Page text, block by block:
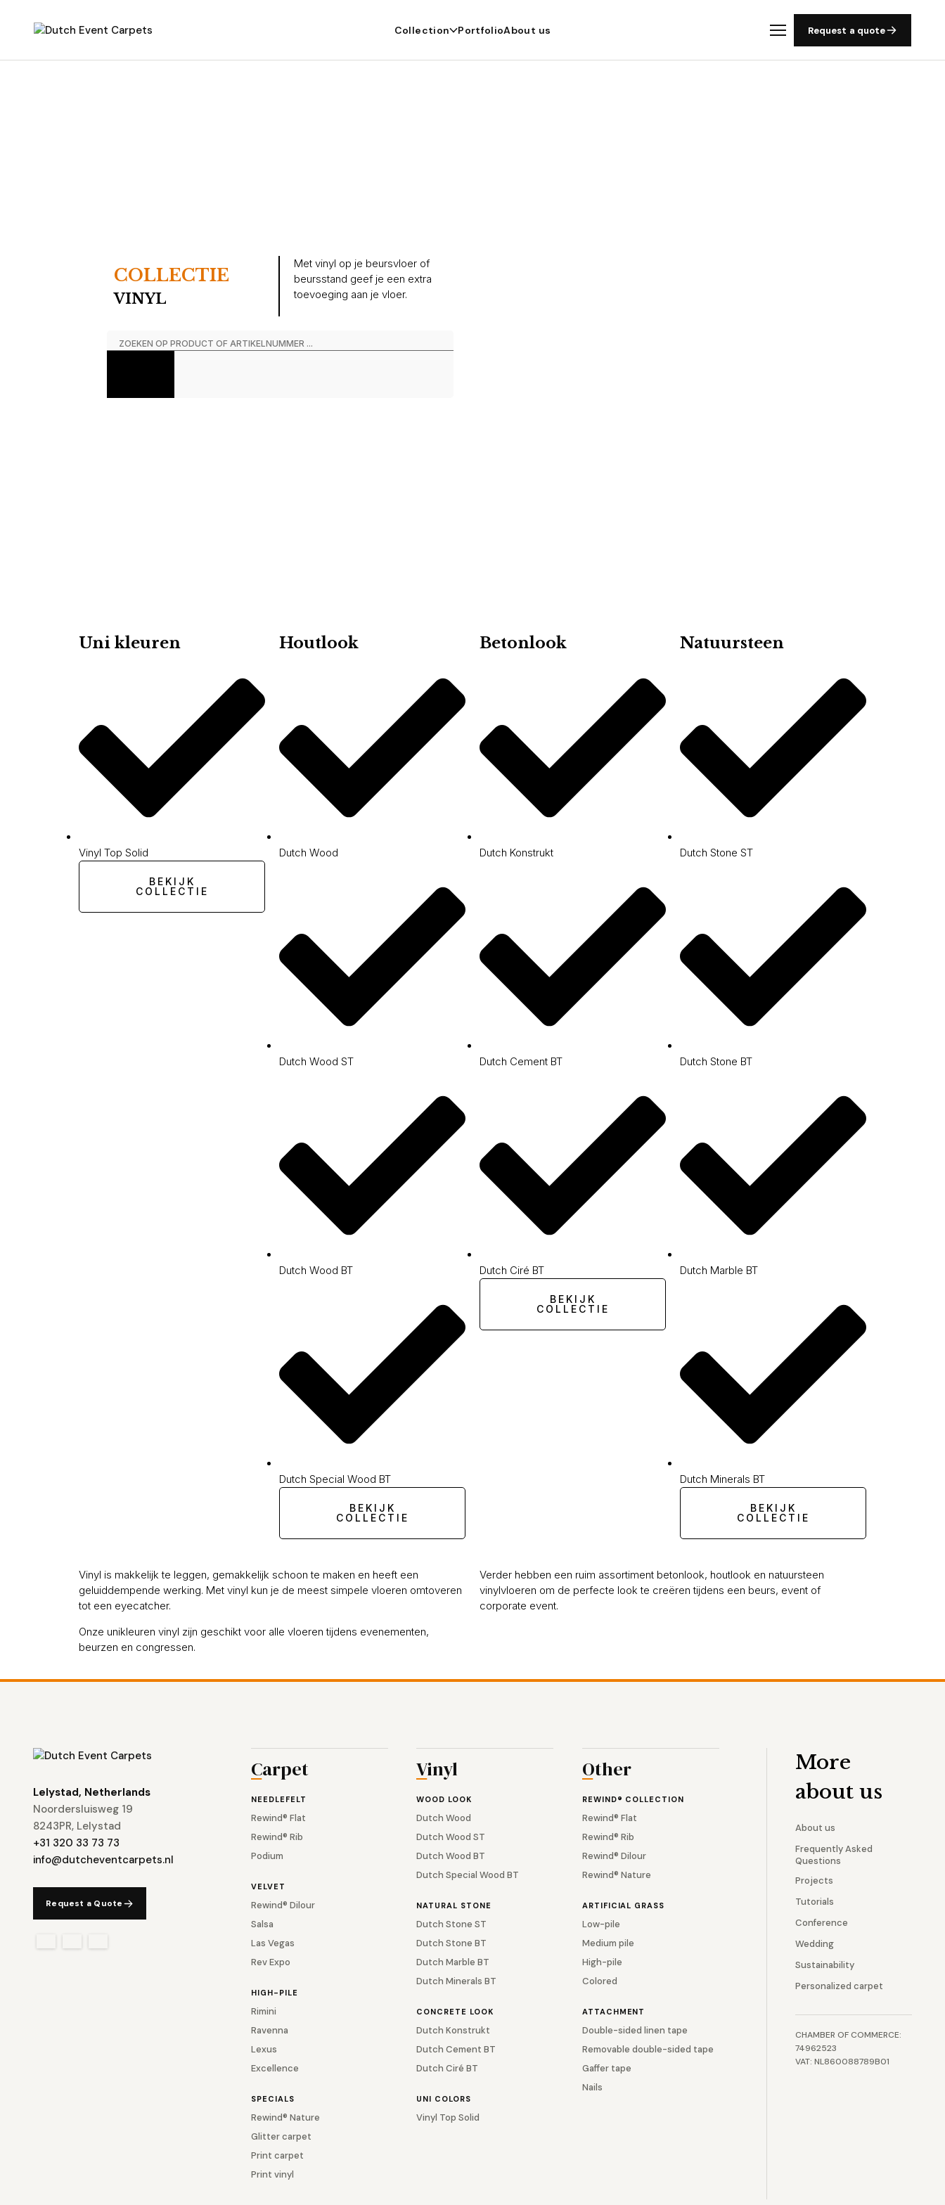
Collection PortfolioAbout us Request a quote
COLLECTIE
VINYL
Met vinyl op je beursvloer of
beursstand geef je een extra
toevoeging aan je vloer.
Uni kleuren
Vinyl Top Solid
BEKIJK
COLLECTIE
Houtlook
Dutch Wood
Dutch Wood ST
Dutch Wood BT
Dutch Special Wood BT
BEKIJK
COLLECTIE
Betonlook
Dutch Konstrukt
Dutch Cement BT
Dutch Ciré BT
BEKIJK
COLLECTIE
Natuursteen
Dutch Stone ST
Dutch Stone BT
Dutch Marble BT
Dutch Minerals BT
BEKIJK
COLLECTIE
Vinyl is makkelijk te leggen, gemakkelijk schoon te maken en heeft een
geluiddempende werking. Met vinyl kun je de meest simpele vloeren omtoveren
tot een eyecatcher.
Onze unikleuren vinyl zijn geschikt voor alle vloeren tijdens evenementen,
beurzen en congressen.
Verder hebben een ruim assortiment betonlook, houtlook en natuursteen
vinylvloeren om de perfecte look te creëren tijdens een beurs, event of
corporate event.
Lelystad, Netherlands
Noordersluisweg 19
8243PR, Lelystad
+31 320 33 73 73
info@dutcheventcarpets.nl
Request a Quote
Carpet
NEEDLEFELT
Rewind® Flat
Rewind® Rib
Podium
VELVET
Rewind® Dilour
Salsa
Las Vegas
Rev Expo
HIGH-PILE
Rimini
Ravenna
Lexus
Excellence
SPECIALS
Rewind® Nature
Glitter carpet
Print carpet
Print vinyl
Vinyl
WOOD LOOK
Dutch Wood
Dutch Wood ST
Dutch Wood BT
Dutch Special Wood BT
NATURAL STONE
Dutch Stone ST
Dutch Stone BT
Dutch Marble BT
Dutch Minerals BT
CONCRETE LOOK
Dutch Konstrukt
Dutch Cement BT
Dutch Ciré BT
UNI COLORS
Vinyl Top Solid
Other
REWIND® COLLECTION
Rewind® Flat
Rewind® Rib
Rewind® Dilour
Rewind® Nature
ARTIFICIAL GRASS
Low-pile
Medium pile
High-pile
Colored
ATTACHMENT
Double-sided linen tape
Removable double-sided tape
Gaffer tape
Nails
More
about us
About us
Frequently Asked
Questions
Projects
Tutorials
Conference
Wedding
Sustainability
Personalized carpet
CHAMBER OF COMMERCE:
74962523
VAT: NL860088789B01